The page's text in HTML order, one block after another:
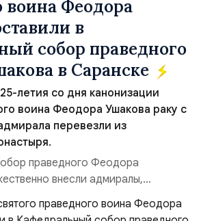
воина Феодора
в
собор праведного
в Саранске
25-летия со дня канонизации
воина Феодора Ушакова раку с
перевезли из
праведного Феодора
внесли адмиралы,
святого праведного
25 лет назад:Адмирал